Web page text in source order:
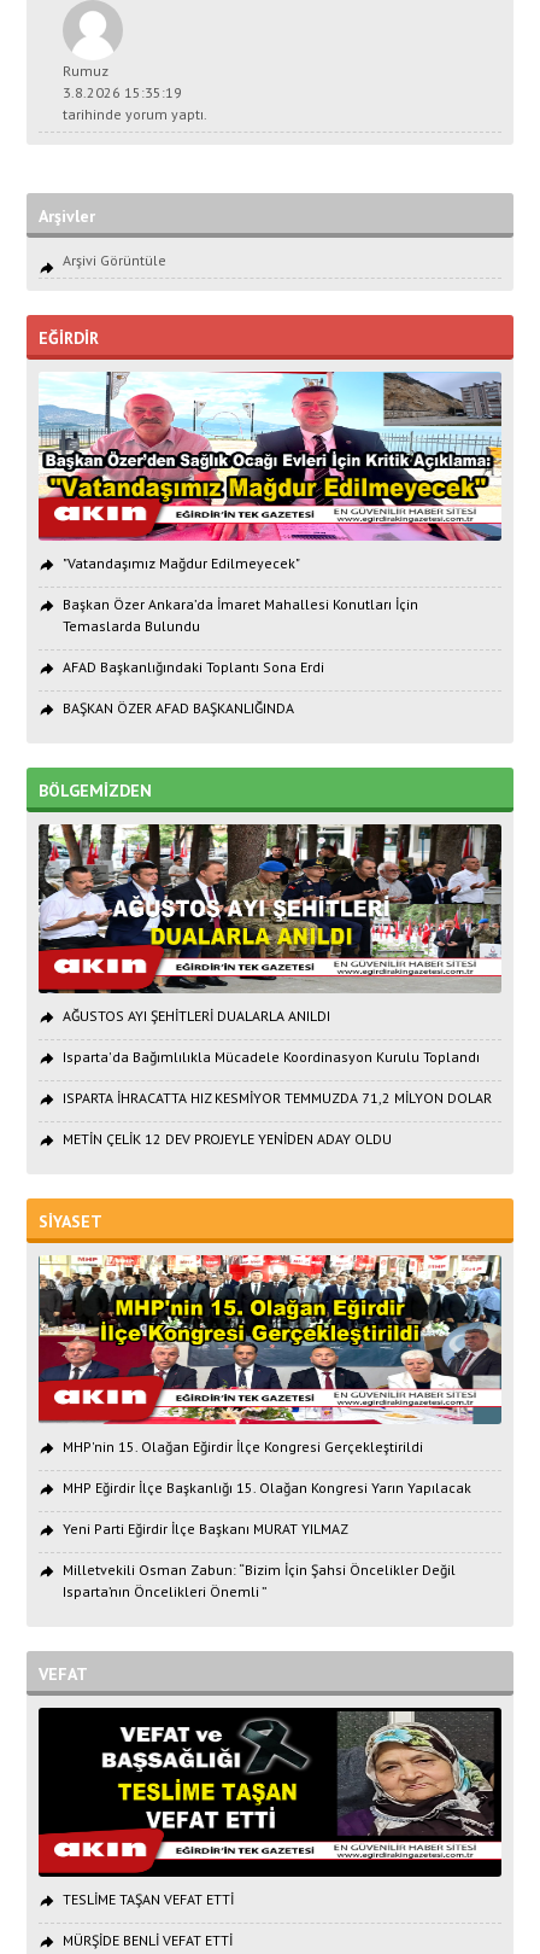
Rumuz
3.8.2026 15:35:19
tarihinde yorum yaptı.
Arşivler
Arşivi Görüntüle
EĞİRDİR
"Vatandaşımız Mağdur Edilmeyecek"
Başkan Özer Ankara’da İmaret Mahallesi Konutları İçin
Temaslarda Bulundu
AFAD Başkanlığındaki Toplantı Sona Erdi
BAŞKAN ÖZER AFAD BAŞKANLIĞINDA
BÖLGEMİZDEN
AĞUSTOS AYI ŞEHİTLERİ DUALARLA ANILDI
Isparta'da Bağımlılıkla Mücadele Koordinasyon Kurulu Toplandı
ISPARTA İHRACATTA HIZ KESMİYOR TEMMUZDA 71,2 MİLYON DOLAR
METİN ÇELİK 12 DEV PROJEYLE YENİDEN ADAY OLDU
SİYASET
MHP'nin 15. Olağan Eğirdir İlçe Kongresi Gerçekleştirildi
MHP Eğirdir İlçe Başkanlığı 15. Olağan Kongresi Yarın Yapılacak
Yeni Parti Eğirdir İlçe Başkanı MURAT YILMAZ
Milletvekili Osman Zabun: “Bizim İçin Şahsi Öncelikler Değil
Isparta’nın Öncelikleri Önemli ”
VEFAT
TESLİME TAŞAN VEFAT ETTİ
MÜRŞİDE BENLİ VEFAT ETTİ